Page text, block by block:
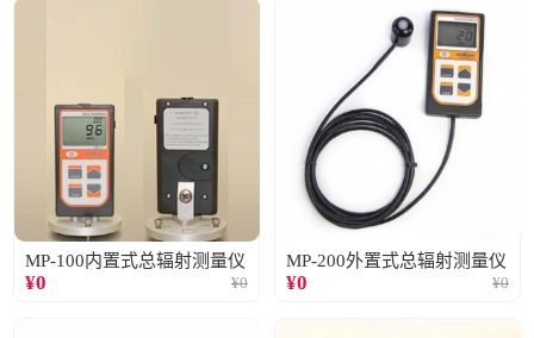
MP-100内置式总辐射测量仪
¥0 ¥0
MP-200外置式总辐射测量仪
¥0 ¥0